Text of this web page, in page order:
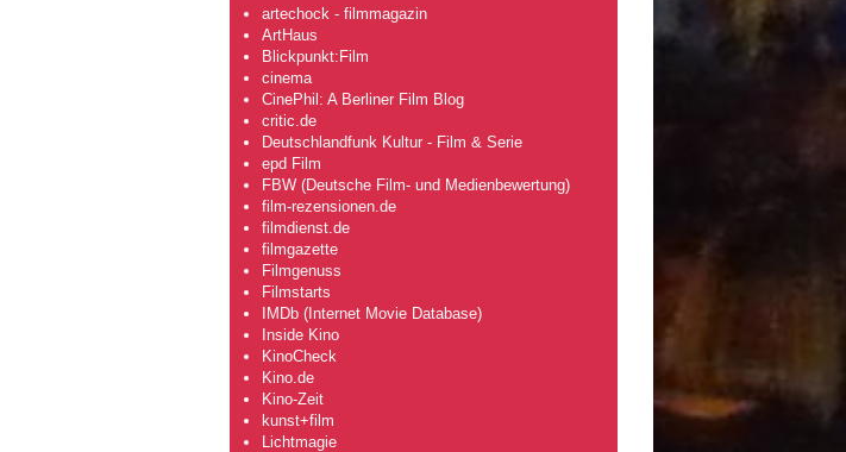
artechock - filmmagazin
ArtHaus
Blickpunkt:Film
cinema
CinePhil: A Berliner Film Blog
critic.de
Deutschlandfunk Kultur - Film & Serie
epd Film
FBW (Deutsche Film- und Medienbewertung)
film-rezensionen.de
filmdienst.de
filmgazette
Filmgenuss
Filmstarts
IMDb (Internet Movie Database)
Inside Kino
KinoCheck
Kino.de
Kino-Zeit
kunst+film
Lichtmagie